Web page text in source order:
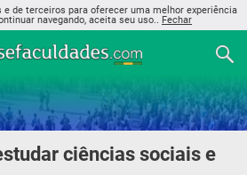
de terceiros para oferecer uma melhor experiência
navegando, aceita seu uso.. Fechar
ciências sociais e